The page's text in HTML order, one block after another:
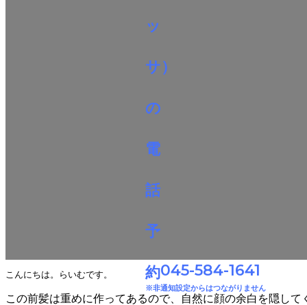
045-584-1641
※非通知設定からはつながりません
こんにちは。らいむです。
この前髪は重めに作ってあるので、自然に顔の余白を隠して